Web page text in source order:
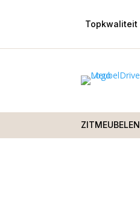
Topkwaliteit
ZITMEUBELEN
Home/